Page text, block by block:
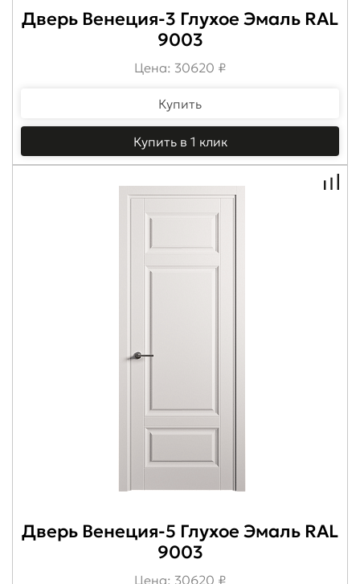
Дверь Венеция-3 Глухое Эмаль RAL
9003
Цена: 30620 ₽
Купить
Купить в 1 клик
Дверь Венеция-5 Глухое Эмаль RAL
9003
Цена: 30620 ₽